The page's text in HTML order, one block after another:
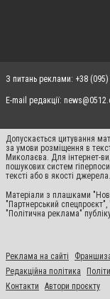
З питань реклами: +38 (095)
E-mail редакції:
Допускається цитування
за умови розміщення в
Миколаєва. Для інтернет-
пошукових систем
тексті або в якості
Матеріали з плашками
"Партнерський спецпроєкт",
"Політична реклама"
Реклама на сайті
Редакційна політика
Контакти
Автори проєкту